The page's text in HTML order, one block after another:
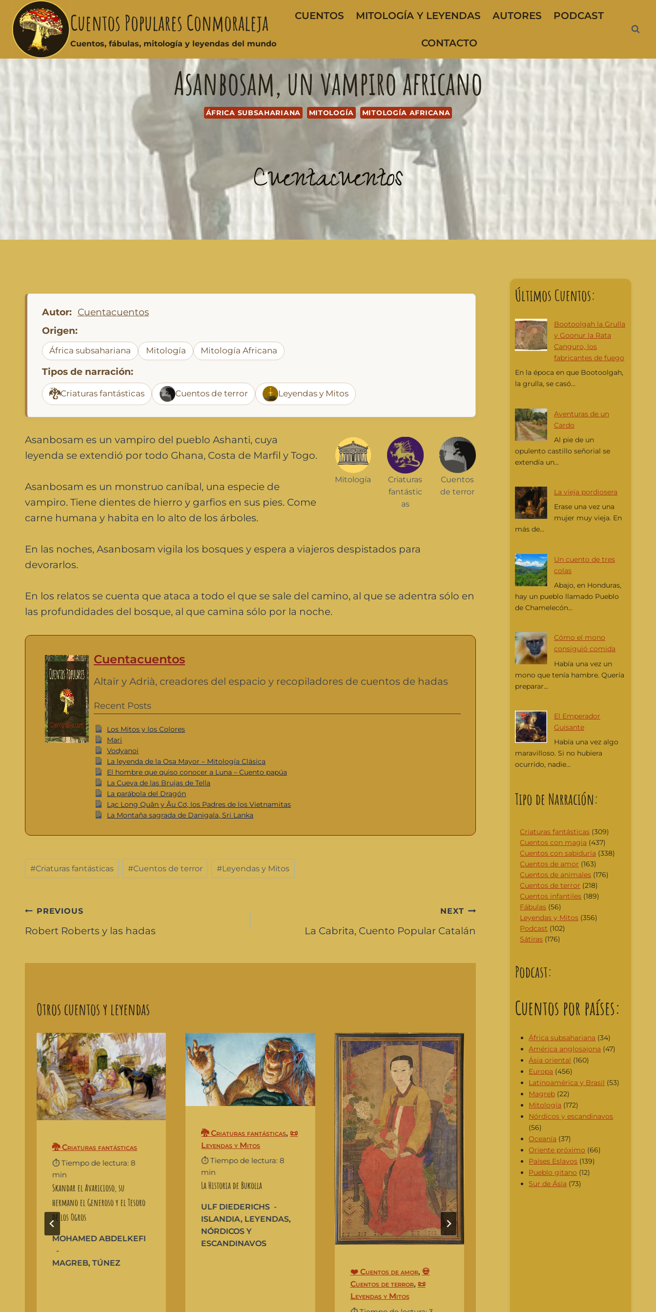
Cuentos Populares Conmoraleja
Cuentos, fábulas, mitología y leyendas del mundo
CUENTOS MITOLOGÍA Y LEYENDAS AUTORES PODCAST
CONTACTO
Asanbosam, un vampiro africano
ÁFRICA SUBSAHARIANA MITOLOGÍA MITOLOGÍA AFRICANA
Cuentacuentos
Autor: Cuentacuentos
Origen:
África subsahariana Mitología Mitología Africana
Tipos de narración:
🐉Criaturas fantásticas Cuentos de terror Leyendas y Mitos
Cuentos
de terror
Criaturas
fantástic
as
Mitología
Asanbosam es un vampiro del pueblo Ashanti, cuya
leyenda se extendió por todo Ghana, Costa de Marfil y Togo.
Asanbosam es un monstruo caníbal, una especie de
vampiro. Tiene dientes de hierro y garfios en sus pies. Come
carne humana y habita en lo alto de los árboles.
En las noches, Asanbosam vigila los bosques y espera a viajeros despistados para
devorarlos.
En los relatos se cuenta que ataca a todo el que se sale del camino, al que se adentra sólo en
las profundidades del bosque, al que camina sólo por la noche.
Cuentacuentos
Altaïr y Adrià, creadores del espacio y recopiladores de cuentos de hadas
Recent Posts
Los Mitos y los Colores
Mari
Vodyanoi
La leyenda de la Osa Mayor – Mitología Clásica
El hombre que quiso conocer a Luna – Cuento papúa
La Cueva de las Brujas de Tella
La parábola del Dragón
Lạc Long Quân y Âu Cơ, los Padres de los Vietnamitas
La Montaña sagrada de Danigala, Sri Lanka
#Criaturas fantásticas #Cuentos de terror #Leyendas y Mitos
PREVIOUS
Robert Roberts y las hadas
NEXT
La Cabrita, Cuento Popular Catalán
Otros cuentos y leyendas
🐉 Criaturas fantásticas
⏱️ Tiempo de lectura: 8
min
Skandar el Avaricioso, su
hermano el Generoso y el Tesoro
de los Ogros
MOHAMED ABDELKEFI
MAGREB,TÚNEZ
🐉 Criaturas fantásticas, 📜
Leyendas y Mitos
⏱️ Tiempo de lectura: 8
min
La Historia de Bukolla
ULF DIEDERICHS
ISLANDIA, LEYENDAS,
NÓRDICOS Y
ESCANDINAVOS
❤️ Cuentos de amor, 💀
Cuentos de terror, 📜
Leyendas y Mitos
Últimos Cuentos:
Bootoolgah la Grulla
y Goonur la Rata
Canguro, los
fabricantes de fuego
En la época en que Bootoolgah,
la grulla, se casó...
Aventuras de un
Cardo
Al pie de un
opulento castillo señorial se
extendía un...
La vieja pordiosera
Erase una vez una
mujer muy vieja. En
más de...
Un cuento de tres
colas
Abajo, en Honduras,
hay un pueblo llamado Pueblo
de Chamelecón...
Cómo el mono
consiguió comida
Había una vez un
mono que tenía hambre. Quería
preparar...
El Emperador
Guisante
Había una vez algo
maravilloso. Si no hubiera
ocurrido, nadie...
Tipo de Narración:
Criaturas fantásticas (309)
Cuentos con magia (437)
Cuentos con sabiduría (338)
Cuentos de amor (163)
Cuentos de animales (176)
Cuentos de terror (218)
Cuentos infantiles (189)
Fábulas (56)
Leyendas y Mitos (356)
Podcast (102)
Sátiras (176)
Podcast:
Cuentos por países:
África subsahariana (34)
América anglosajona (47)
Ásia oriental (160)
Europa (456)
Latinoamérica y Brasil (53)
Magreb (22)
Mitología (172)
Nórdicos y escandinavos
(56)
Oceanía (37)
Oriente próximo (66)
Países Eslavos (139)
Pueblo gitano (12)
Sur de Ásia (73)